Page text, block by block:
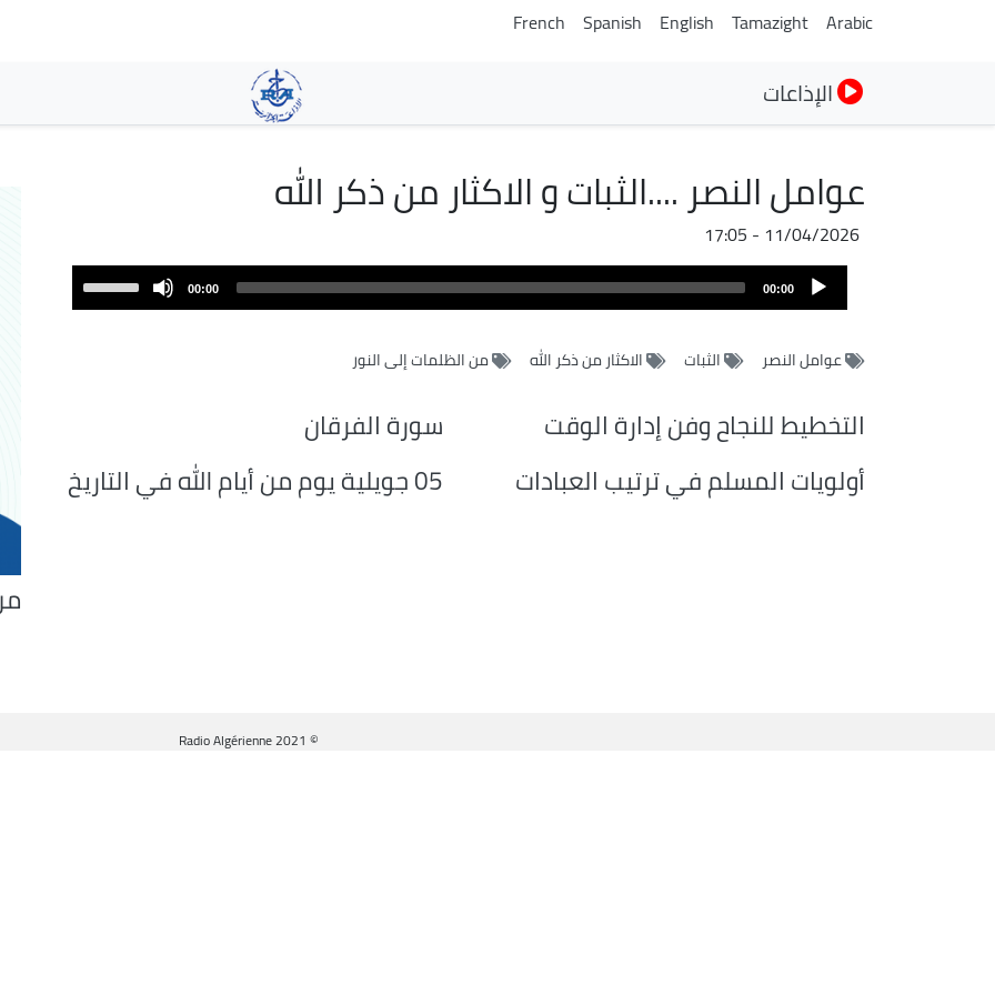
Arabic
Tamazight
English
Spanish
French
الإذاعات
عوامل النصر ....الثبات و الاكثار من ذكر الله
11/04/2026 - 17:05
ملف
الصوت
Audio
Player
00:00
00:00
volume.
عوامل النصر الثبات الاكثار من ذكر الله من الظلمات إلى النور
التخطيط للنجاح وفن إدارة الوقت
سورة الفرقان
أولويات المسلم في ترتيب العبادات
05 جويلية يوم من أيام الله في التاريخ
© Radio Algérienne 2021